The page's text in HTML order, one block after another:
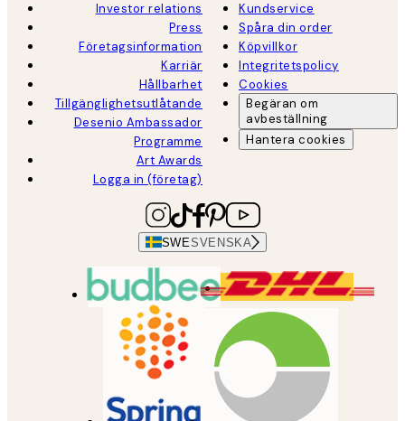
Investor relations
Press
Företagsinformation
Karriär
Hållbarhet
Tillgänglighetsutlåtande
Desenio Ambassador
Programme
Art Awards
Logga in (företag)
Kundservice
Spåra din order
Köpvillkor
Integritetspolicy
Cookies
Begäran om
avbeställning
Hantera cookies
SWESVENSKA